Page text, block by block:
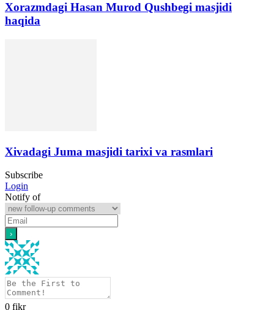
Xorazmdagi Hasan Murod Qushbegi masjidi
haqida
Xivadagi Juma masjidi tarixi va rasmlari
Subscribe
Login
Notify of
0 fikr